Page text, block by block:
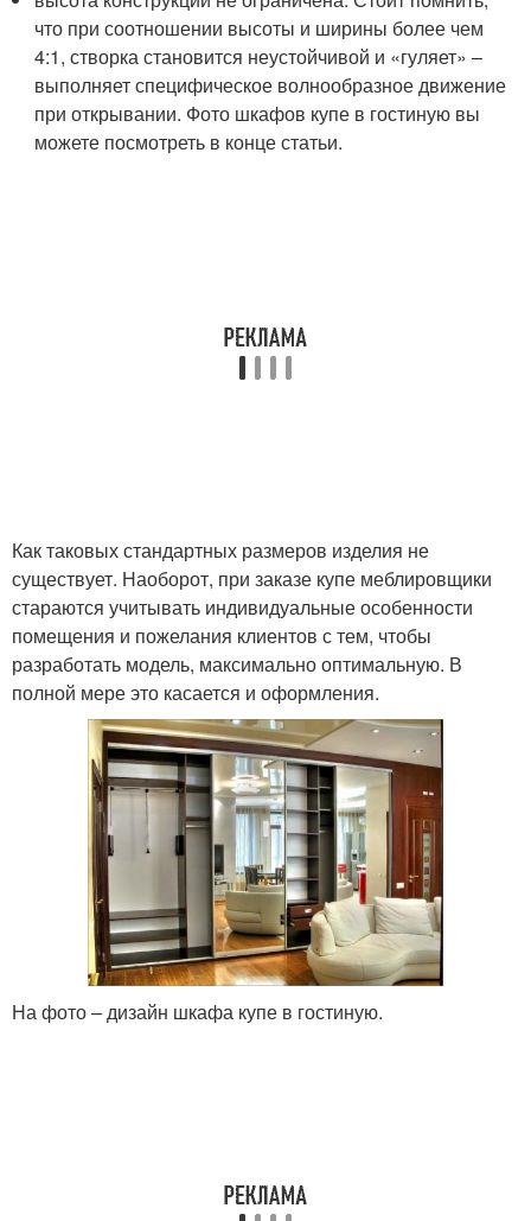
что при соотношении высоты и ширины более чем
4:1, створка становится неустойчивой и «гуляет» –
выполняет специфическое волнообразное движение
при открывании. Фото шкафов купе в гостиную вы
можете посмотреть в конце статьи.
Как таковых стандартных размеров изделия не
существует. Наоборот, при заказе купе меблировщики
стараются учитывать индивидуальные особенности
помещения и пожелания клиентов с тем, чтобы
разработать модель, максимально оптимальную. В
полной мере это касается и оформления.
На фото – дизайн шкафа купе в гостиную.